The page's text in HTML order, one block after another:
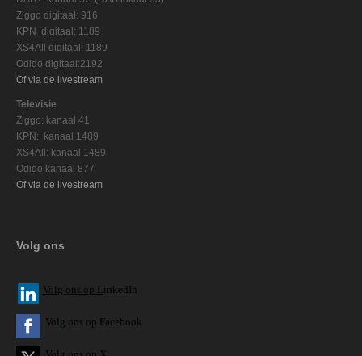
Ziggo digitaal: 916
KPN digitaal: 1189
XS4All digitaal: 1189
Odido digitaal:2192
Of via de livestream
Televisie
Ziggo: kanaal 41
KPN: kanaal 1489
XS4All: kanaal 1489
Odido kanaal 877
Of via de livestream
Volg ons
Volg ons op L inkedIn
Volg ons op Facebook